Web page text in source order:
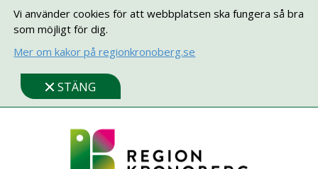
Vi använder cookies för att webbplatsen ska fungera så bra
som möjligt för dig.
Mer om kakor på regionkronoberg.se
STÄNG